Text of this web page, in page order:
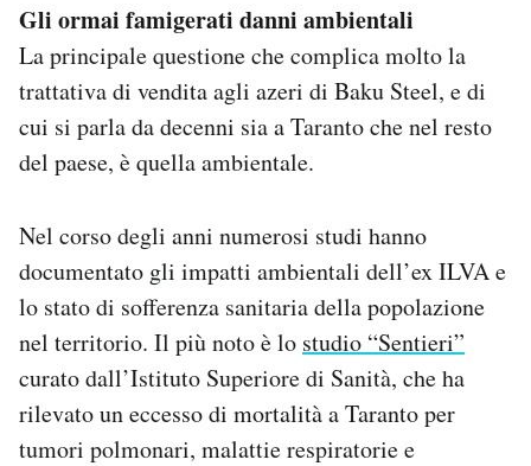
Gli ormai famigerati danni ambientali
La principale questione che complica molto la
trattativa di vendita agli azeri di Baku Steel, e di
cui si parla da decenni sia a Taranto che nel resto
del paese, è quella ambientale.
Nel corso degli anni numerosi studi hanno
documentato gli impatti ambientali dell’ex ILVA e
lo stato di sofferenza sanitaria della popolazione
nel territorio. Il più noto è lo studio “Sentieri”
curato dall’Istituto Superiore di Sanità, che ha
rilevato un eccesso di mortalità a Taranto per
tumori polmonari, malattie respiratorie e